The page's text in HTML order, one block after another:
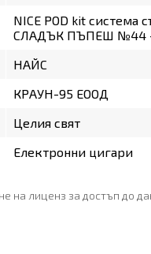
NICE POD kit система
СЛАДЪК ПЪПЕШ №44 -
НАЙС
КРАУН-95 ЕООД
Целия свят
Електронни цигари
на лиценз за достъп до